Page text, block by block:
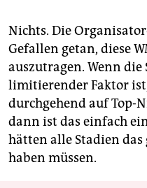
Nichts. Die
Gefallen getan, diese
auszutragen. Wenn die
limitierender Faktor
durchgehend auf Top-
dann ist das einfach
hätten alle Stadien das
haben müssen.